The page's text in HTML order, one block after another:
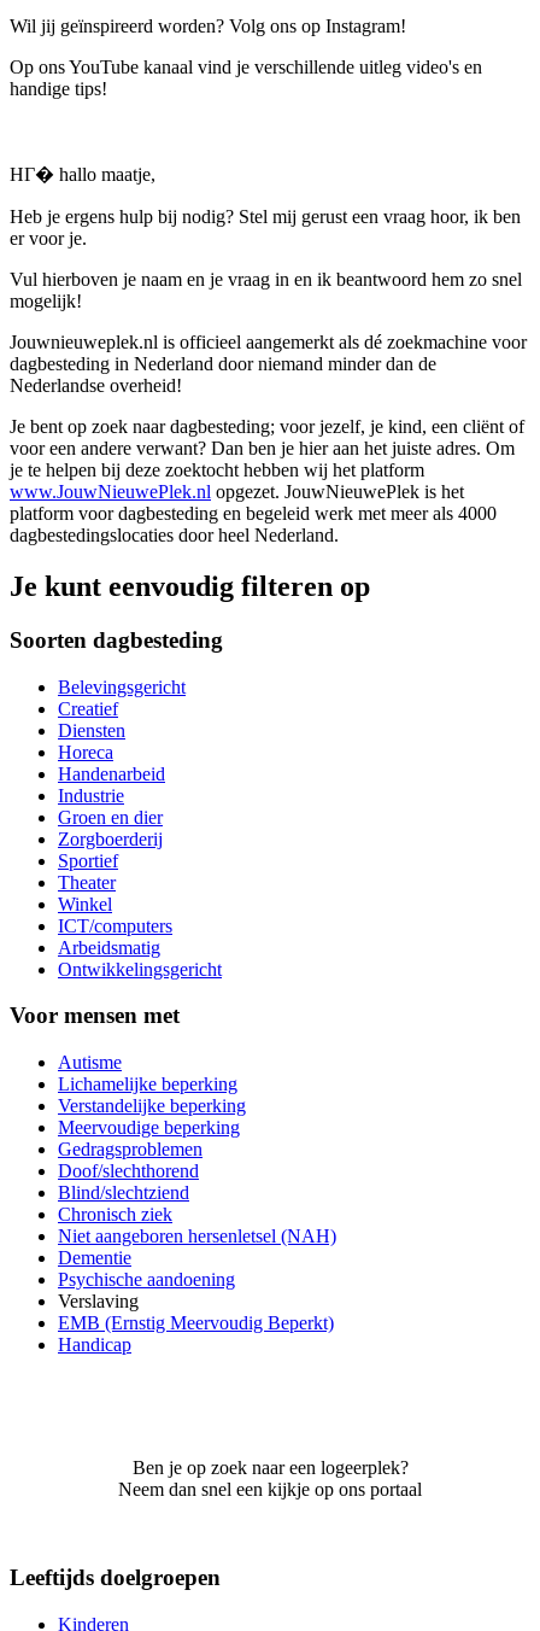
Wil jij geïnspireerd worden? Volg ons op Instagram!
Op ons YouTube kanaal vind je verschillende uitleg video's en
handige tips!
HГ� hallo maatje,
Heb je ergens hulp bij nodig? Stel mij gerust een vraag hoor, ik ben
er voor je.
Vul hierboven je naam en je vraag in en ik beantwoord hem zo snel
mogelijk!
Jouwnieuweplek.nl is officieel aangemerkt als dé zoekmachine voor
dagbesteding in Nederland door niemand minder dan de
Nederlandse overheid!
Je bent op zoek naar dagbesteding; voor jezelf, je kind, een cliënt of
voor een andere verwant? Dan ben je hier aan het juiste adres. Om
je te helpen bij deze zoektocht hebben wij het platform
www.JouwNieuwePlek.nl opgezet. JouwNieuwePlek is het
platform voor dagbesteding en begeleid werk met meer als 4000
dagbestedingslocaties door heel Nederland.
Je kunt eenvoudig filteren op
Soorten dagbesteding
Belevingsgericht
Creatief
Diensten
Horeca
Handenarbeid
Industrie
Groen en dier
Zorgboerderij
Sportief
Theater
Winkel
ICT/computers
Arbeidsmatig
Ontwikkelingsgericht
Voor mensen met
Autisme
Lichamelijke beperking
Verstandelijke beperking
Meervoudige beperking
Gedragsproblemen
Doof/slechthorend
Blind/slechtziend
Chronisch ziek
Niet aangeboren hersenletsel (NAH)
Dementie
Psychische aandoening
Verslaving
EMB (Ernstig Meervoudig Beperkt)
Handicap
Ben je op zoek naar een logeerplek?
Neem dan snel een kijkje op ons portaal
Leeftijds doelgroepen
Kinderen